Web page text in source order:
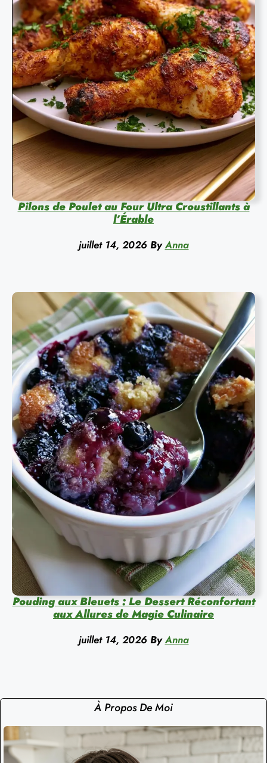
Pilons de Poulet au Four Ultra Croustillants à
l’Érable
juillet 14, 2026 By Anna
Pouding aux Bleuets : Le Dessert Réconfortant
aux Allures de Magie Culinaire
juillet 14, 2026 By Anna
À Propos De Moi